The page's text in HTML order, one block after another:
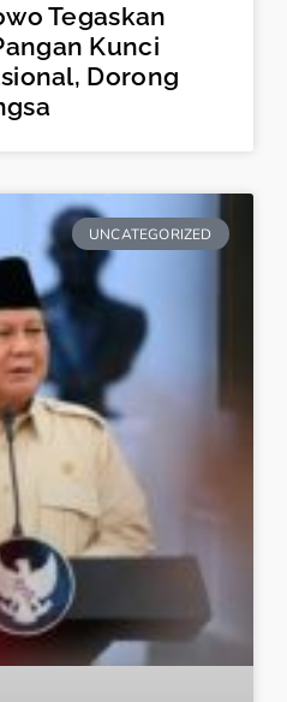
Tegaskan
Kunci
Dorong
UNCATEGORIZED